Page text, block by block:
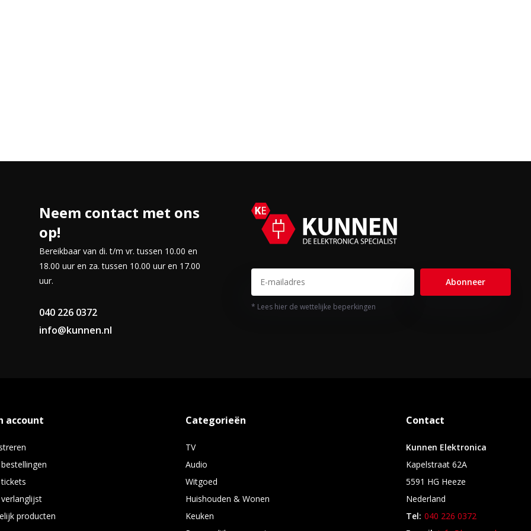
concessies aan prestaties. Je
Neem contact met ons
op!
Bereikbaar van di. t/m vr. tussen 10.00 en
18.00 uur en za. tussen 10.00 uur en 17.00
uur.
040 226 0372
info@kunnen.nl
Abonneer
* Lees hier de wettelijke beperkingen
account
producten
Categorieën
TV
Audio
Witgoed
Huishouden & Wonen
Keuken
Contact
Kunnen Elektronica
Kapelstraat 62A
5591 HG Heeze
Nederland
Tel: 040 226 0372